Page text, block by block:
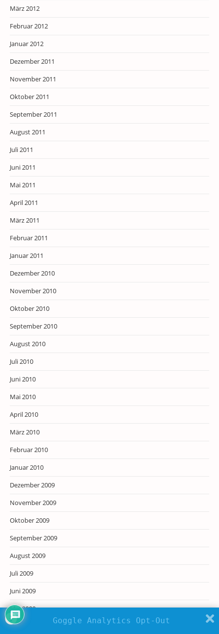
März 2012
Februar 2012
Januar 2012
Dezember 2011
November 2011
Oktober 2011
September 2011
August 2011
Juli 2011
Juni 2011
Mai 2011
April 2011
März 2011
Februar 2011
Januar 2011
Dezember 2010
November 2010
Oktober 2010
September 2010
August 2010
Juli 2010
Juni 2010
Mai 2010
April 2010
März 2010
Februar 2010
Januar 2010
Dezember 2009
November 2009
Oktober 2009
September 2009
August 2009
Juli 2009
Juni 2009
Mai 2009
April 2009
Goggle Analytics Opt-Out